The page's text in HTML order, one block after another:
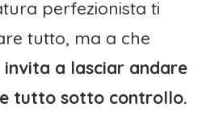
perfezionista ti
tutto, ma a che
invita a lasciar andare
tutto sotto controllo.